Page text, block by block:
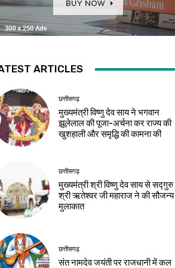
ARTICLES
छत्तीसगढ़
मुख्यमंत्री विष्णु देव साय ने भगवान
झूलेलाल की पूजा-अर्चना कर राज्य की
खुशहाली और समृद्धि की कामना की
छत्तीसगढ़
मुख्यमंत्री श्री विष्णु देव साय से सद्गुरु
श्री ऋतेश्वर जी महाराज ने की सौजन्य
मुलाकात
छत्तीसगढ़
संत नामदेव जयंती पर राजधानी में कल